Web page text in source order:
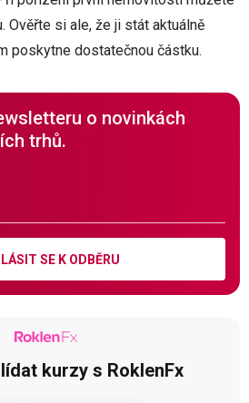
Ověřte si ale, že ji stát aktuálně
poskytne dostatečnou částku.
o novinkách
trhů.
SE K ODBĚRU
kurzy s RoklenFx